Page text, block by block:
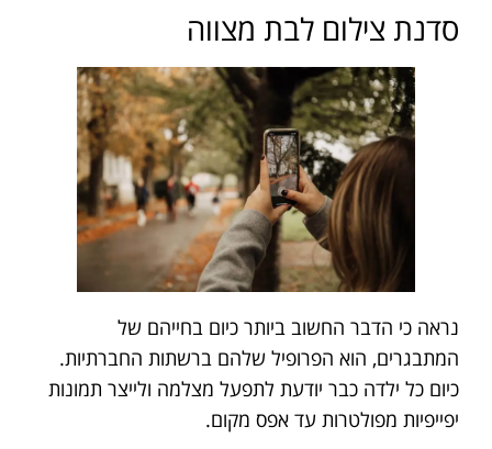
סדנת צילום לבת מצווה
נראה כי הדבר החשוב ביותר כיום בחייהם של
המתבגרים, הוא הפרופיל שלהם ברשתות החברתיות.
כיום כל ילדה כבר יודעת לתפעל מצלמה ולייצר תמונות
יפייפיות מפולטרות עד אפס מקום.